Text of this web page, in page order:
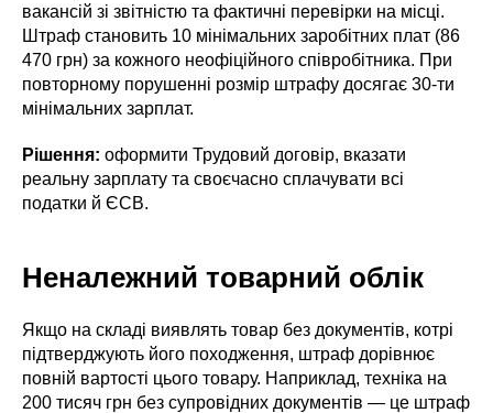
вакансій зі звітністю та фактичні перевірки на місці.
Штраф становить 10 мінімальних заробітних плат (86
470 грн) за кожного неофіційного співробітника. При
повторному порушенні розмір штрафу досягає 30-ти
мінімальних зарплат.
Рішення: оформити Трудовий договір, вказати
реальну зарплату та своєчасно сплачувати всі
податки й ЄСВ.
Неналежний товарний облік
Якщо на складі виявлять товар без документів, котрі
підтверджують його походження, штраф дорівнює
повній вартості цього товару. Наприклад, техніка на
200 тисяч грн без супровідних документів — це штраф